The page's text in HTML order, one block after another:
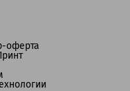
оферта